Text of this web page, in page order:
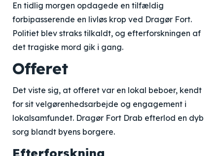
En tidlig morgen opdagede en tilfældig
forbipasserende en livløs krop ved Dragør Fort.
Politiet blev straks tilkaldt, og efterforskningen af
det tragiske mord gik i gang.
Offeret
Det viste sig, at offeret var en lokal beboer, kendt
for sit velgørenhedsarbejde og engagement i
lokalsamfundet. Dragør Fort Drab efterlod en dyb
sorg blandt byens borgere.
Efterforskning